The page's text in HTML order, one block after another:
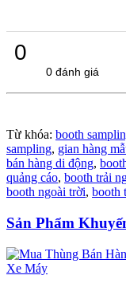
0
0 đánh giá
Từ khóa: booth
sampling, gian hàng
bán hàng di động,
quảng cáo, booth trải
booth ngoài trời, booth
Sản Phẩm